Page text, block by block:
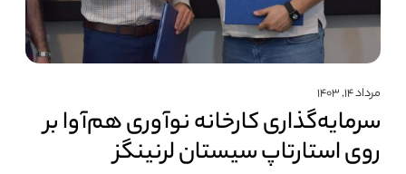
مرداد ۱۴, ۱۴۰۳
سرمایه‌گذاری کارخانه نوآوری هم‌آوا بر
روی استارتاپ سیستان لرنینگز